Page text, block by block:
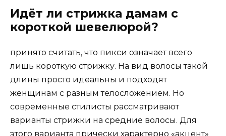
Идёт ли стрижка дамам с
короткой шевелюрой?
принято считать, что пикси означает всего
лишь короткую стрижку. На вид волосы такой
длины просто идеальны и подходят
женщинам с разным телосложением. Но
современные стилисты рассматривают
варианты стрижки на средние волосы. Для
этого варианта прически характерно «акцент»